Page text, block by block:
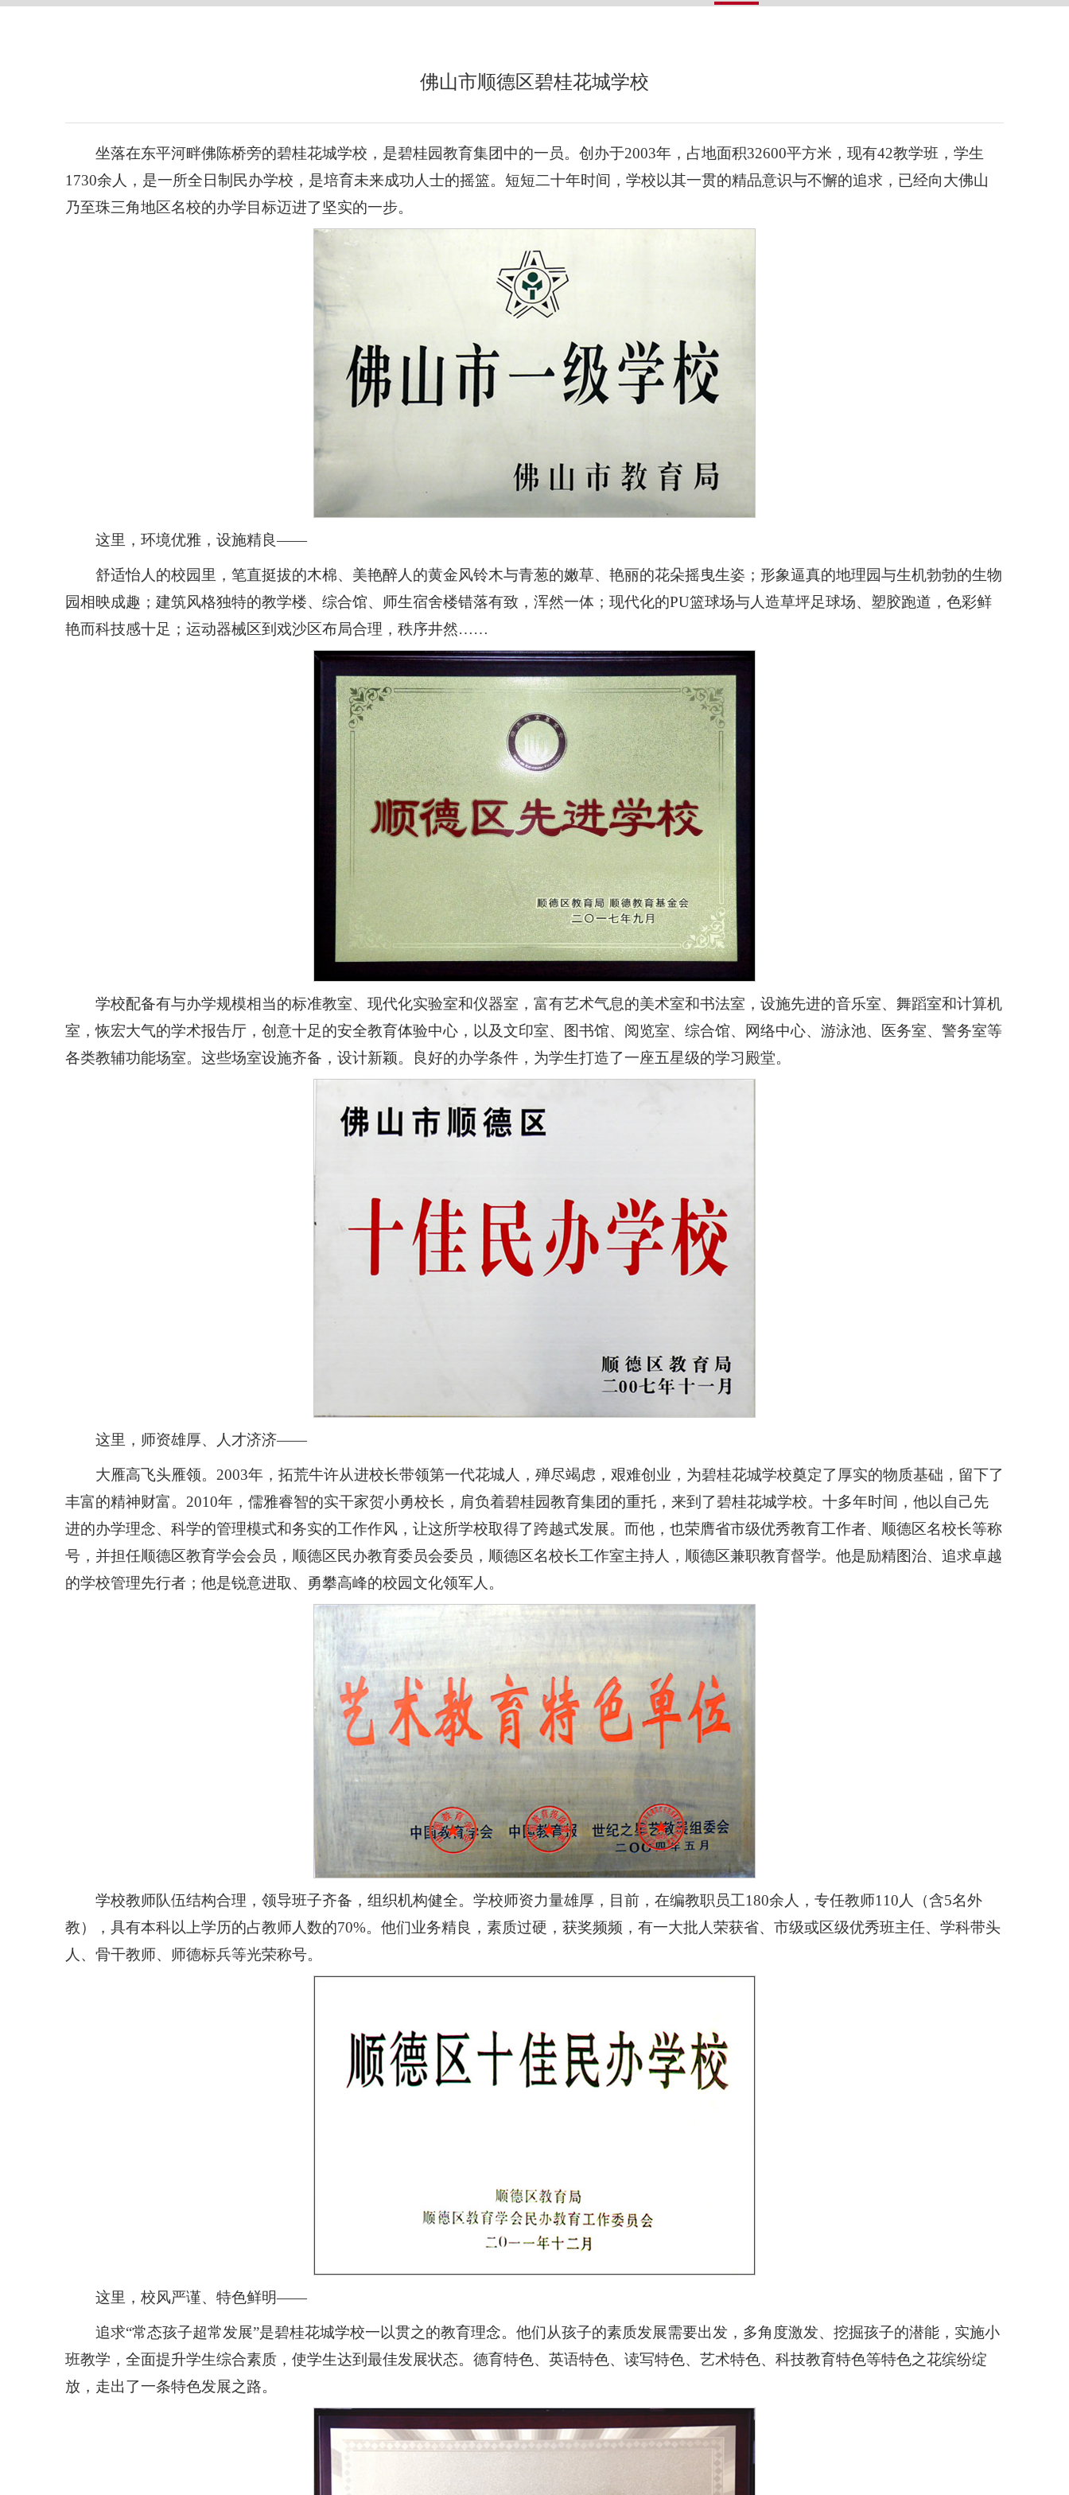
佛山市顺德区碧桂花城学校
坐落在东平河畔佛陈桥旁的碧桂花城学校，是碧桂园教育集团中的一员。创办于2003年，占地面积32600平方米，现有42教学班，学生
1730余人，是一所全日制民办学校，是培育未来成功人士的摇篮。短短二十年时间，学校以其一贯的精品意识与不懈的追求，已经向大佛山
乃至珠三角地区名校的办学目标迈进了坚实的一步。
这里，环境优雅，设施精良——
舒适怡人的校园里，笔直挺拔的木棉、美艳醉人的黄金风铃木与青葱的嫩草、艳丽的花朵摇曳生姿；形象逼真的地理园与生机勃勃的生物
园相映成趣；建筑风格独特的教学楼、综合馆、师生宿舍楼错落有致，浑然一体；现代化的PU篮球场与人造草坪足球场、塑胶跑道，色彩鲜
艳而科技感十足；运动器械区到戏沙区布局合理，秩序井然……
学校配备有与办学规模相当的标准教室、现代化实验室和仪器室，富有艺术气息的美术室和书法室，设施先进的音乐室、舞蹈室和计算机
室，恢宏大气的学术报告厅，创意十足的安全教育体验中心，以及文印室、图书馆、阅览室、综合馆、网络中心、游泳池、医务室、警务室等
各类教辅功能场室。这些场室设施齐备，设计新颖。良好的办学条件，为学生打造了一座五星级的学习殿堂。
这里，师资雄厚、人才济济——
大雁高飞头雁领。2003年，拓荒牛许从进校长带领第一代花城人，殚尽竭虑，艰难创业，为碧桂花城学校奠定了厚实的物质基础，留下了
丰富的精神财富。2010年，儒雅睿智的实干家贺小勇校长，肩负着碧桂园教育集团的重托，来到了碧桂花城学校。十多年时间，他以自己先
进的办学理念、科学的管理模式和务实的工作作风，让这所学校取得了跨越式发展。而他，也荣膺省市级优秀教育工作者、顺德区名校长等称
号，并担任顺德区教育学会会员，顺德区民办教育委员会委员，顺德区名校长工作室主持人，顺德区兼职教育督学。他是励精图治、追求卓越
的学校管理先行者；他是锐意进取、勇攀高峰的校园文化领军人。
学校教师队伍结构合理，领导班子齐备，组织机构健全。学校师资力量雄厚，目前，在编教职员工180余人，专任教师110人（含5名外
教），具有本科以上学历的占教师人数的70%。他们业务精良，素质过硬，获奖频频，有一大批人荣获省、市级或区级优秀班主任、学科带头
人、骨干教师、师德标兵等光荣称号。
这里，校风严谨、特色鲜明——
追求“常态孩子超常发展”是碧桂花城学校一以贯之的教育理念。他们从孩子的素质发展需要出发，多角度激发、挖掘孩子的潜能，实施小
班教学，全面提升学生综合素质，使学生达到最佳发展状态。德育特色、英语特色、读写特色、艺术特色、科技教育特色等特色之花缤纷绽
放，走出了一条特色发展之路。